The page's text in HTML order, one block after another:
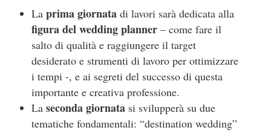
La prima giornatadi lavori sarà dedicata alla
figura del wedding planner– come fare il
salto di qualità e raggiungere il target
desiderato e strumenti di lavoro per ottimizzare
i tempi -, e ai segreti del successo di questa
importante e creativa professione.
La seconda giornatasi svilupperà su due
tematiche fondamentali: “destination wedding”